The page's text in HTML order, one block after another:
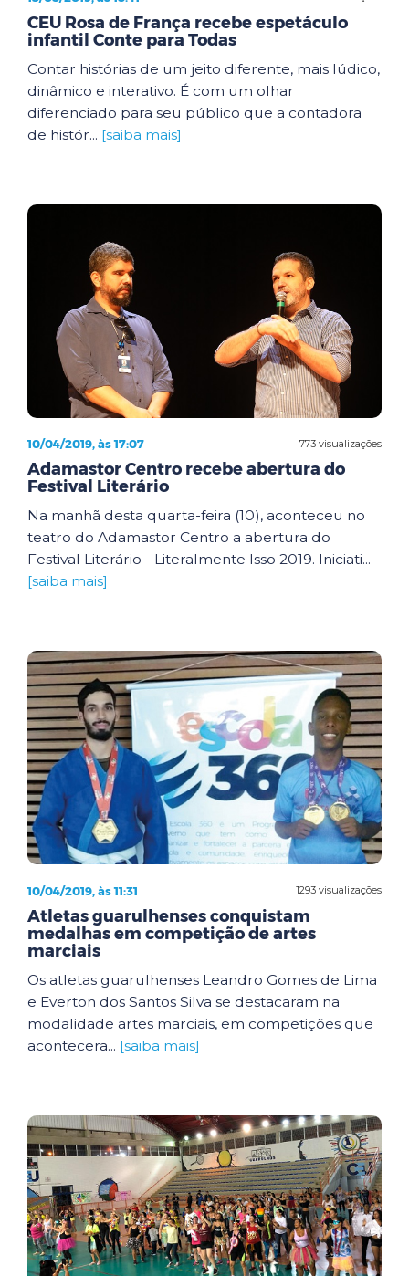
CEU Rosa de França recebe espetáculo
infantil Conte para Todas
Contar histórias de um jeito diferente, mais lúdico,
dinâmico e interativo. É com um olhar
diferenciado para seu público que a contadora
de histór... [saiba mais]
773 visualizações
10/04/2019, às 17:07
Adamastor Centro recebe abertura do
Festival Literário
Na manhã desta quarta-feira (10), aconteceu no
teatro do Adamastor Centro a abertura do
Festival Literário - Literalmente Isso 2019. Iniciati...
[saiba mais]
1293 visualizações
10/04/2019, às 11:31
Atletas guarulhenses conquistam
medalhas em competição de artes
marciais
Os atletas guarulhenses Leandro Gomes de Lima
e Everton dos Santos Silva se destacaram na
modalidade artes marciais, em competições que
acontecera... [saiba mais]